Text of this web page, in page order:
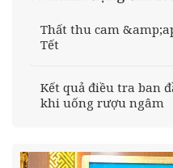
Thất thu cam
Tết
Kết quả điều tra ban
khi uống rượu ngâm